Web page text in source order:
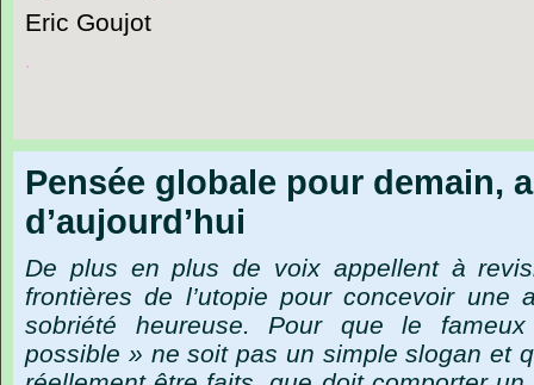
Eric Goujot
.
Pensée globale pour demain,
d’aujourd’hui
De plus en plus de voix appellent à
frontières de l’utopie pour concevoir une
sobriété heureuse. Pour que le
possible » ne soit pas un simple slogan et